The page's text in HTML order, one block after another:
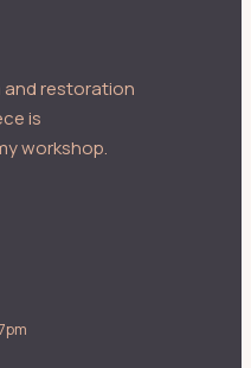
and restoration
is
workshop.